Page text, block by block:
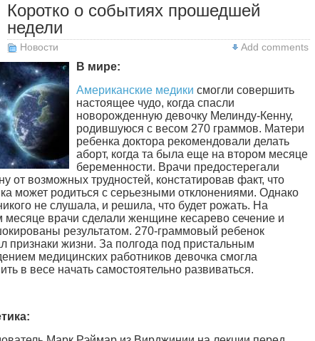
Коротко о событиях прошедшей
недели
Новости Add comments
В мире:
Американские медики смогли совершить
настоящее чудо, когда спасли
новорожденную девочку Мелинду-Кенну,
родившуюся с весом 270 граммов. Матери
ребенка доктора рекомендовали делать
аборт, когда та была еще на втором месяце
беременности. Врачи предостерегали
от возможных трудностей, констатировав факт, что
может родиться с серьезными отклонениями. Однако
не слушала, и решила, что будет рожать. На
месяце врачи сделали женщине кесарево сечение и
результатом. 270-граммовый ребенок
признаки жизни. За полгода под пристальным
медицинских работников девочка смогла
в весе начать самостоятельно развиваться.